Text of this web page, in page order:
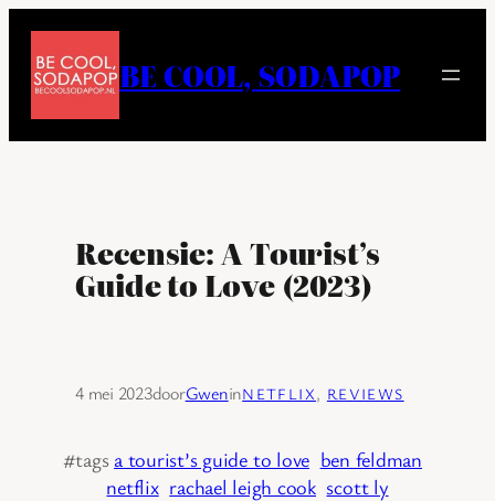
naar
inhoud
BE COOL, SODAPOP
Recensie: A Tourist’s
Guide to Love (2023)
4 mei 2023doorGweninNETFLIX, REVIEWS
#tags a tourist’s guide to love ben feldman
netflix rachael leigh cook scott ly